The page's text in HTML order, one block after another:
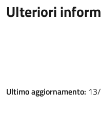
Ulteriori
Ultimo aggiornamento: